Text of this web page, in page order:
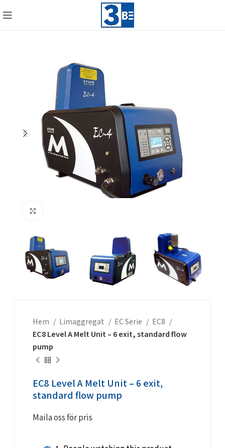
Hem Limaggregat EC Serie
EC8
EC8 Level A Melt Unit – 6 exit, standard flow
pump
EC8 Level A Melt Unit – 6 exit,
standard flow pump
Maila oss för pris